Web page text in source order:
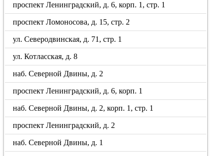
проспект Ленинградский, д. 6, корп. 1, стр. 1
проспект Ломоносова, д. 15, стр. 2
ул. Северодвинская, д. 71, стр. 1
ул. Котласская, д. 8
наб. Северной Двины, д. 2
проспект Ленинградский, д. 6, корп. 1
наб. Северной Двины, д. 2, корп. 1, стр. 1
проспект Ленинградский, д. 2
наб. Северной Двины, д. 1